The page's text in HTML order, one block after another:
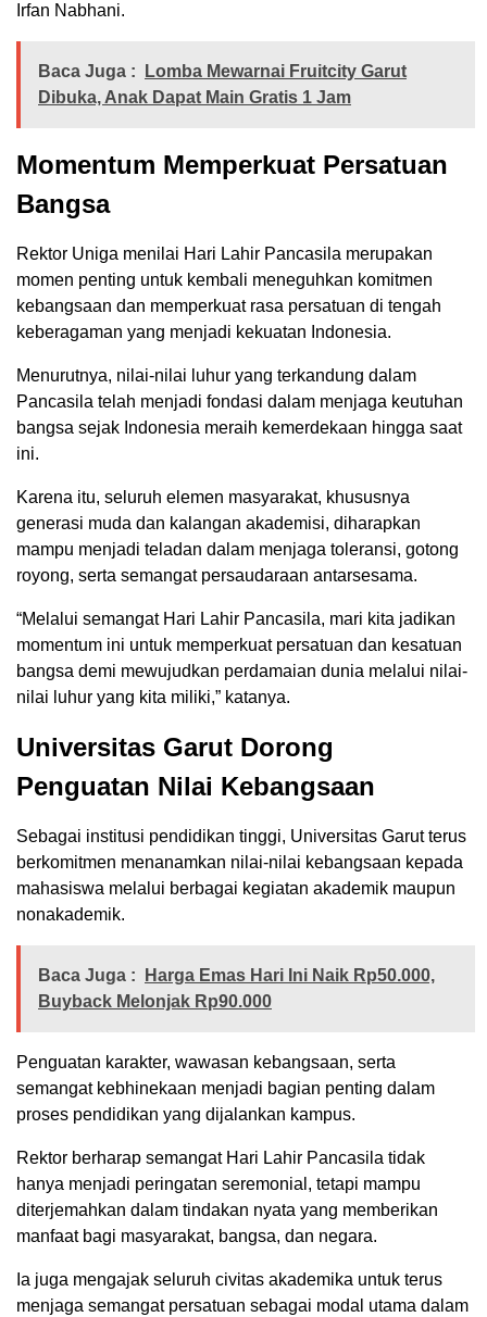
Irfan Nabhani.
Baca Juga :
Lomba Mewarnai Fruitcity Garut
Dibuka, Anak Dapat Main Gratis 1 Jam
Momentum Memperkuat Persatuan
Bangsa
Rektor Uniga menilai Hari Lahir Pancasila merupakan
momen penting untuk kembali meneguhkan komitmen
kebangsaan dan memperkuat rasa persatuan di tengah
keberagaman yang menjadi kekuatan Indonesia.
Menurutnya, nilai-nilai luhur yang terkandung dalam
Pancasila telah menjadi fondasi dalam menjaga keutuhan
bangsa sejak Indonesia meraih kemerdekaan hingga saat
ini.
Karena itu, seluruh elemen masyarakat, khususnya
generasi muda dan kalangan akademisi, diharapkan
mampu menjadi teladan dalam menjaga toleransi, gotong
royong, serta semangat persaudaraan antarsesama.
“Melalui semangat Hari Lahir Pancasila, mari kita jadikan
momentum ini untuk memperkuat persatuan dan kesatuan
bangsa demi mewujudkan perdamaian dunia melalui nilai-
nilai luhur yang kita miliki,” katanya.
Universitas Garut Dorong
Penguatan Nilai Kebangsaan
Sebagai institusi pendidikan tinggi, Universitas Garut terus
berkomitmen menanamkan nilai-nilai kebangsaan kepada
mahasiswa melalui berbagai kegiatan akademik maupun
nonakademik.
Baca Juga :
Harga Emas Hari Ini Naik Rp50.000,
Buyback Melonjak Rp90.000
Penguatan karakter, wawasan kebangsaan, serta
semangat kebhinekaan menjadi bagian penting dalam
proses pendidikan yang dijalankan kampus.
Rektor berharap semangat Hari Lahir Pancasila tidak
hanya menjadi peringatan seremonial, tetapi mampu
diterjemahkan dalam tindakan nyata yang memberikan
manfaat bagi masyarakat, bangsa, dan negara.
Ia juga mengajak seluruh civitas akademika untuk terus
menjaga semangat persatuan sebagai modal utama dalam